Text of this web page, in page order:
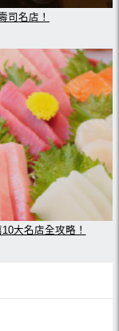
司名店！
大名店全攻略！